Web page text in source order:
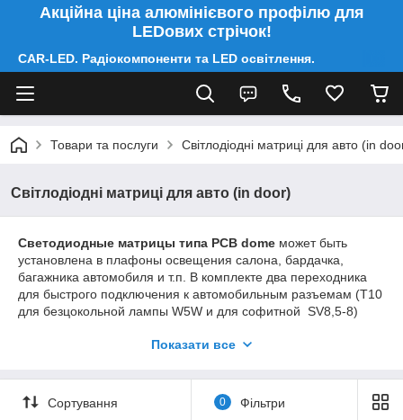
Акційна ціна алюмінієвого профілю для
LEDових стрічок!
CAR-LED. Радіокомпоненти та LED освітлення.
Товари та послуги Світлодіодні матриці для авто (in
Світлодіодні матриці для авто (in door)
Светодиодные матрицы типа PCB dome может быть
установлена в плафоны освещения салона, бардачка,
багажника автомобиля и т.п. В комплекте два переходника
для быстрого подключения к автомобильным разъемам (Т10
для безцокольной лампы W5W и для софитной SV8,5-8)
LED є її розміри і яскравість.
Дані
можуть встановлюватися більшість
автомобільних плафонів.
Показати все
Сортування 0 Фільтри